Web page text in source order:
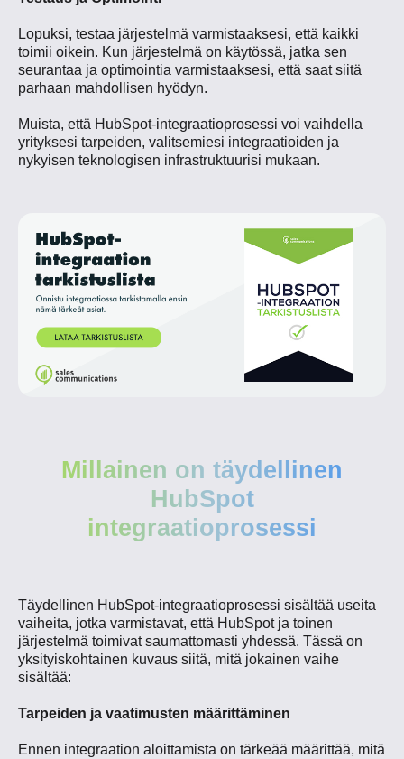
Lopuksi, testaa järjestelmä varmistaaksesi, että kaikki
toimii oikein. Kun järjestelmä on käytössä, jatka sen
seurantaa ja optimointia varmistaaksesi, että saat siitä
parhaan mahdollisen hyödyn.
Muista, että HubSpot-integraatioprosessi voi vaihdella
yrityksesi tarpeiden, valitsemiesi integraatioiden ja
nykyisen teknologisen infrastruktuurisi mukaan.
Millainen on täydellinen
HubSpot
integraatioprosessi
Täydellinen HubSpot-integraatioprosessi sisältää useita
vaiheita, jotka varmistavat, että HubSpot ja toinen
järjestelmä toimivat saumattomasti yhdessä. Tässä on
yksityiskohtainen kuvaus siitä, mitä jokainen vaihe
sisältää:
Tarpeiden ja vaatimusten määrittäminen
Ennen integraation aloittamista on tärkeää määrittää, mitä